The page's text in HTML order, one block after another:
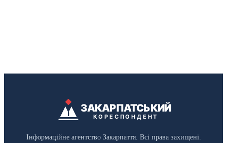
ЗАКАРПАТСЬКИЙ
КОРЕСПОНДЕНТ
Інформаційне агентство Закарпаття. Всі права захищені.